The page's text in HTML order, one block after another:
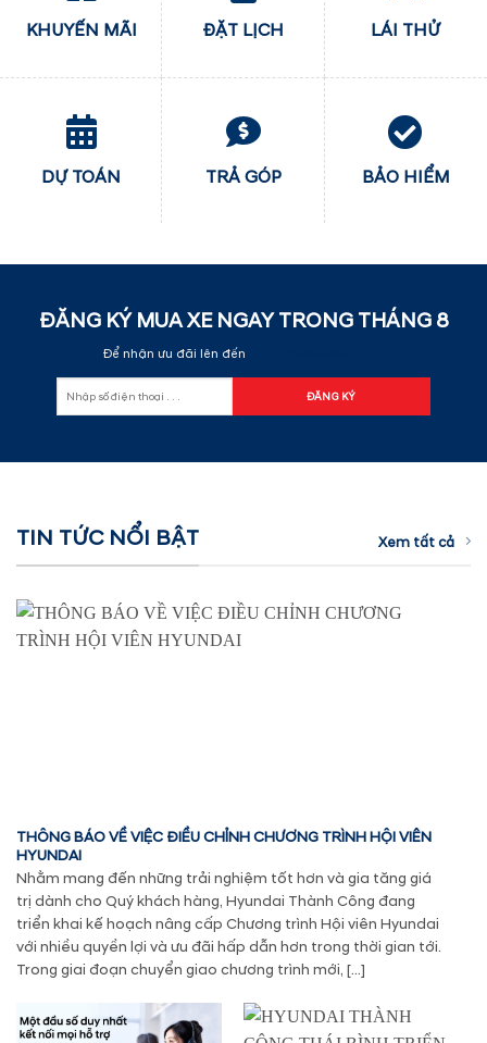
KHUYẾN MÃI ĐẶT LỊCH LÁI THỬ
DỰ TOÁN TRẢ GÓP BẢO HIỂM
ĐĂNG KÝ MUA XE NGAY TRONG THÁNG 8
Để nhận ưu đãi lên đến
TIN TỨC NỔI BẬT Xem tất cả
THÔNG BÁO VỀ VIỆC ĐIỀU CHỈNH CHƯƠNG TRÌNH HỘI VIÊN
HYUNDAI
Nhằm mang đến những trải nghiệm tốt hơn và gia tăng giá
trị dành cho Quý khách hàng, Hyundai Thành Công đang
triển khai kế hoạch nâng cấp Chương trình Hội viên Hyundai
với nhiều quyền lợi và ưu đãi hấp dẫn hơn trong thời gian tới.
Trong giai đoạn chuyển giao chương trình mới, […]